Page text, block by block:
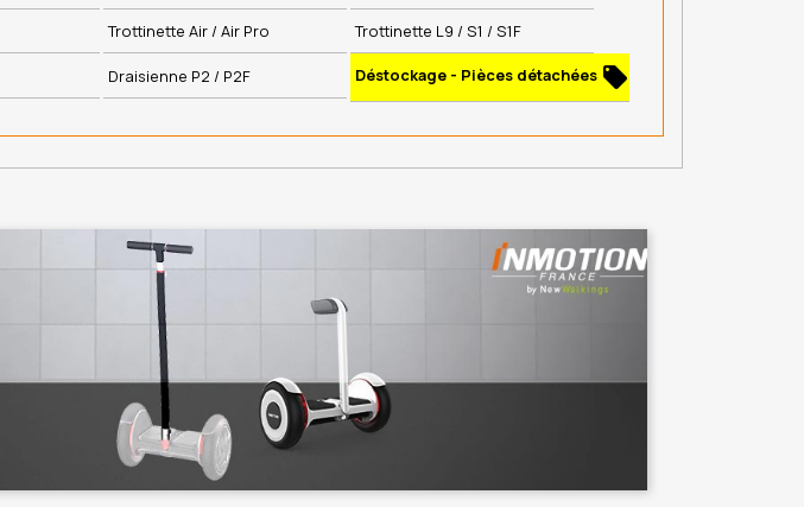
Trottinette Air / Air Pro Trottinette L9 / S1 / S1F
Draisienne P2 / P2F Déstockage - Pièces détachées local_offer